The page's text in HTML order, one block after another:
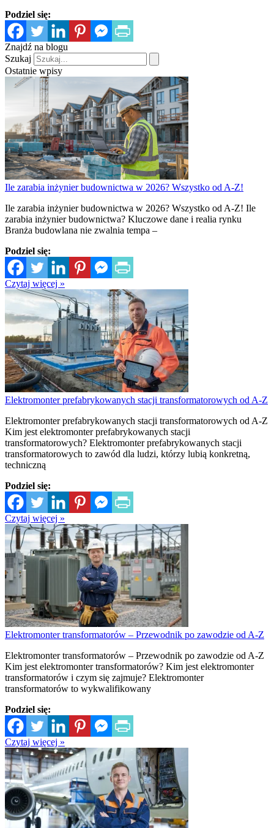
Podziel się:
Znajdź na blogu
Szukaj
Ostatnie wpisy
Ile zarabia inżynier budownictwa w 2026? Wszystko od A-Z!
Ile zarabia inżynier budownictwa w 2026? Wszystko od A-Z! Ile
zarabia inżynier budownictwa? Kluczowe dane i realia rynku
Branża budowlana nie zwalnia tempa –
Podziel się:
Czytaj więcej »
Elektromonter prefabrykowanych stacji transformatorowych od A-Z
Elektromonter prefabrykowanych stacji transformatorowych od A-Z
Kim jest elektromonter prefabrykowanych stacji
transformatorowych? Elektromonter prefabrykowanych stacji
transformatorowych to zawód dla ludzi, którzy lubią konkretną,
techniczną
Podziel się:
Czytaj więcej »
Elektromonter transformatorów – Przewodnik po zawodzie od A-Z
Elektromonter transformatorów – Przewodnik po zawodzie od A-Z
Kim jest elektromonter transformatorów? Kim jest elektromonter
transformatorów i czym się zajmuje? Elektromonter
transformatorów to wykwalifikowany
Podziel się:
Czytaj więcej »